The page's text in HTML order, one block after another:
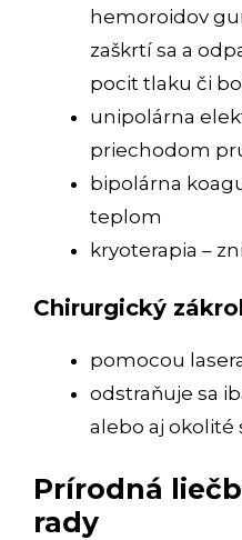
hemoroidov
zaškrtí sa a
pocit tlaku či
unipolárna
priechodom
bipolárna
teplom
kryoterapia –
Chirurgický
pomocou
odstraňuje sa
alebo aj okolité
Prírodná
rady